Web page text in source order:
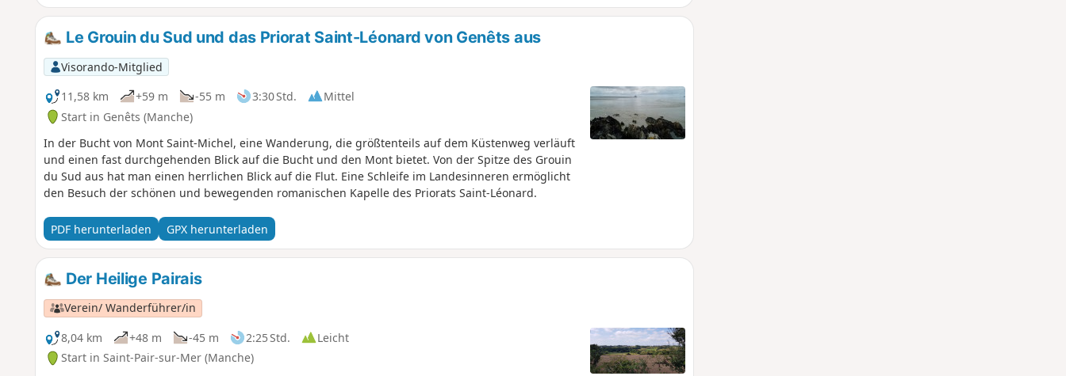
Le Grouin du Sud und das Priorat Saint-Léonard von Genêts aus
Visorando-Mitglied
11,58 km
+59 m -55 m 3:30 Std.
Mittel
Start in Genêts (Manche)
In der Bucht von Mont Saint-Michel, eine Wanderung, die größtenteils auf dem Küstenweg verläuft
und einen fast durchgehenden Blick auf die Bucht und den Mont bietet. Von der Spitze des Grouin
du Sud aus hat man einen herrlichen Blick auf die Flut. Eine Schleife im Landesinneren ermöglicht
den Besuch der schönen und bewegenden romanischen Kapelle des Priorats Saint-Léonard.
PDF herunterladen GPX herunterladen
Der Heilige Pairais
Verein/ Wanderführer/in
8,04 km
+48 m -45 m 2:25 Std.
Leicht
Start in Saint-Pair-sur-Mer (Manche)